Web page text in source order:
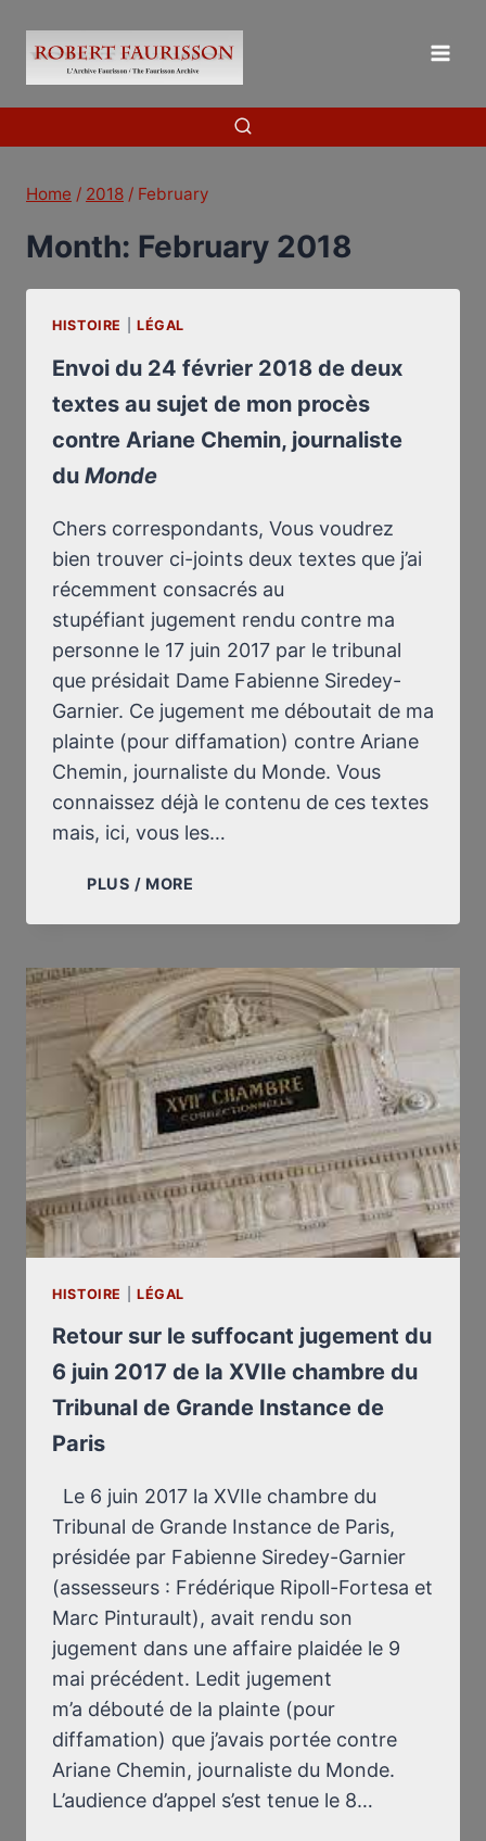
content
Home / 2018 / February
Month: February 2018
HISTOIRE LÉGAL
Envoi du 24 février 2018 de deux
textes au sujet de mon procès
contre Ariane Chemin​, journaliste
du Monde
Chers correspondants, Vous voudrez
bien trouver ci-joints deux textes que j’ai
récemment consacrés au
stupéfiant jugement rendu contre ma
personne le 17 juin 2017 par le tribunal
que présidait Dame Fabienne Siredey-
Garnier. Ce jugement me déboutait de ma
plainte (pour diffamation) contre Ariane
Chemin, journaliste du Monde. Vous
connaissez déjà le contenu de ces textes
mais, ici, vous les…
PLUS / MORE
24
2018
DE
DEUX
TEXTES
AU
SUJET
DE
MON
PROCÈS
CONTRE
ARIANE
CHEMIN​
DU
HISTOIRE LÉGAL
Retour sur le suffocant jugement du
6 juin 2017 de la XVIIe chambre du
Tribunal de Grande Instance de
Paris
Le 6 juin 2017 la XVIIe chambre du
Tribunal de Grande Instance de Paris,
présidée par Fabienne Siredey-Garnier
(assesseurs : Frédérique Ripoll-Fortesa et
Marc Pinturault), avait rendu son
jugement dans une affaire plaidée le 9
mai précédent. Ledit jugement
m’a débouté de la plainte (pour
diffamation) que j’avais portée contre
Ariane Chemin, journaliste du Monde.
L’audience d’appel s’est tenue le 8…